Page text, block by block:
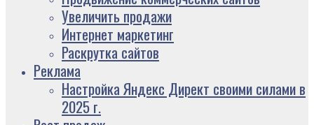
Увеличить продажи
Интернет маркетинг
Раскрутка сайтов
Реклама
Настройка Яндекс Директ своими силами в
2025 г.